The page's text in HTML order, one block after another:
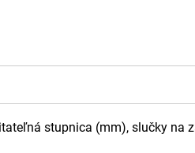
stupnica (mm), slučky na